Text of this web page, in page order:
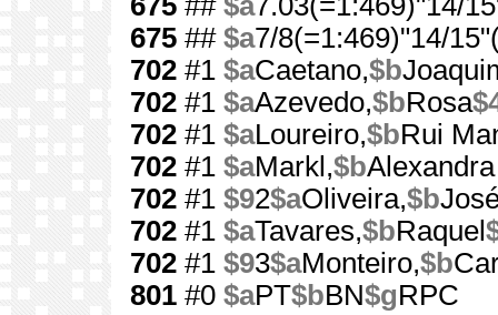
675 ## $a7/8(=1:469)"14/
702 #1 $aCaetano,$b
702 #1 $aAzevedo,$bRosa
702 #1 $aLoureiro,$bRui
702 #1 $aMarkl,$b
702 #1 $92$aOliveira,$b
702 #1 $aTavares,$bRaquel
702 #1 $93$aMonteiro,$b
801 #0 $aPT$bBN$gRPC